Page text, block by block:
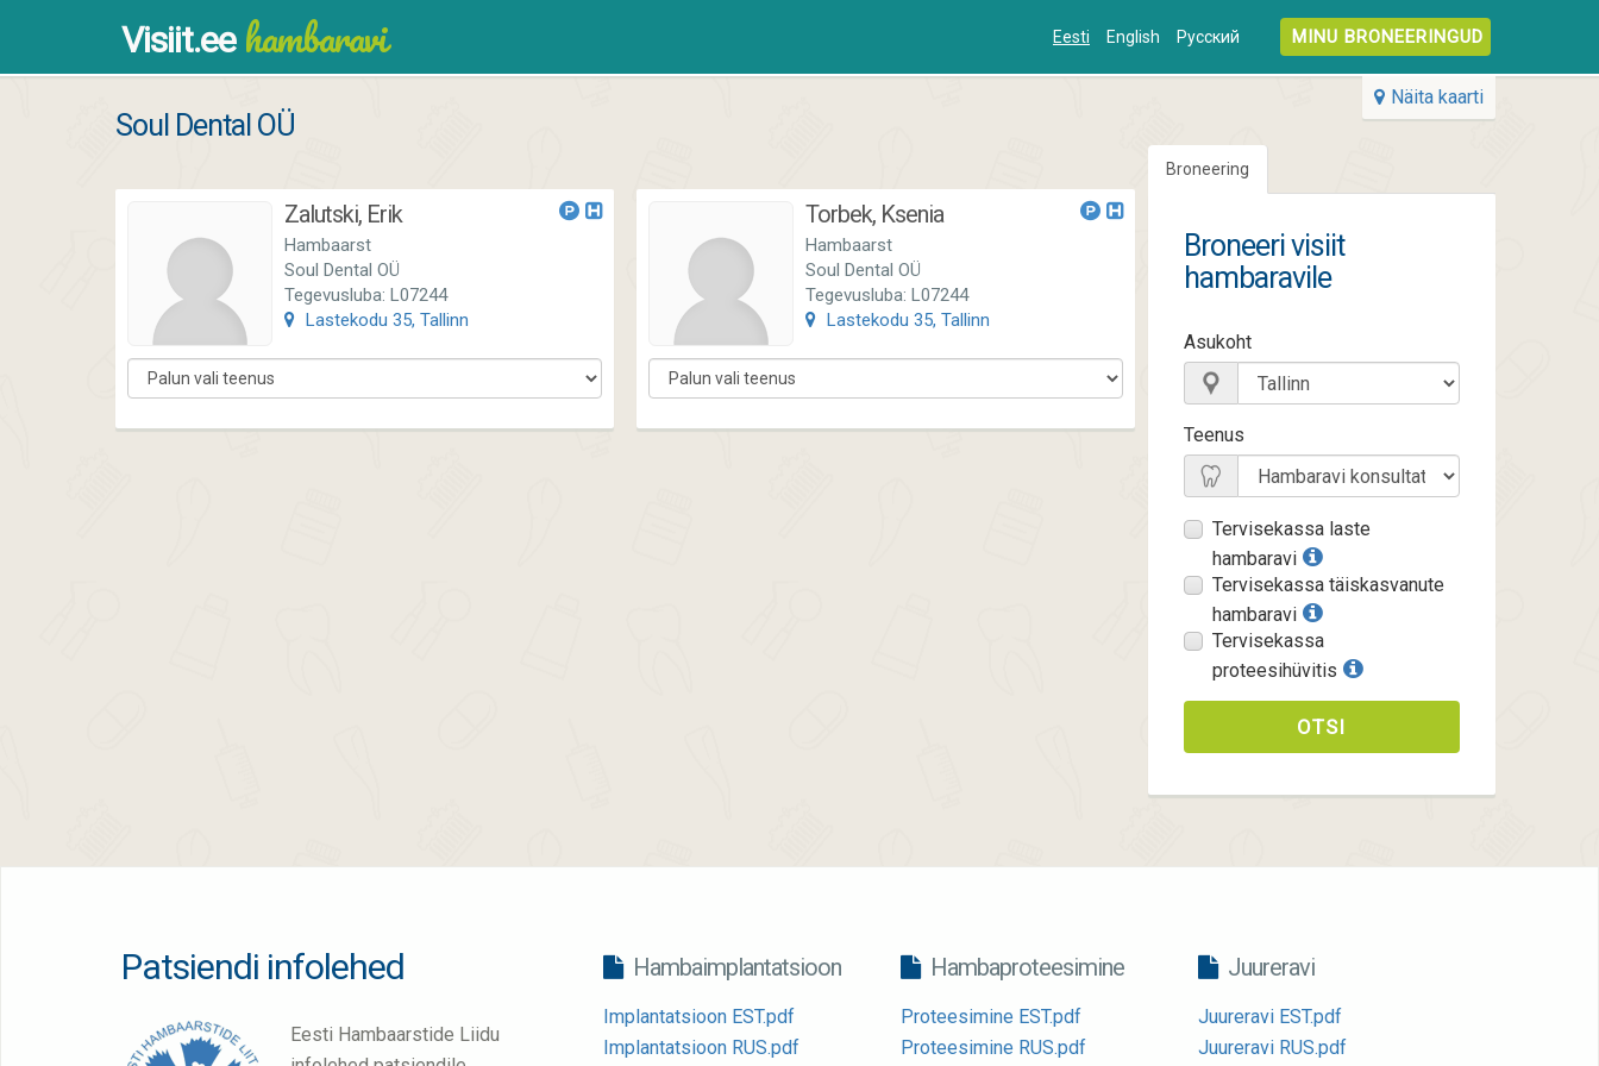
Visiit.eehambaravi Eesti English Русский MINU BRONEERINGUD
Näita kaarti
Soul Dental OÜ
Zalutski, Erik
Hambaarst
Soul Dental OÜ
Tegevusluba: L07244
Lastekodu 35, Tallinn
Torbek, Ksenia
Hambaarst
Soul Dental OÜ
Tegevusluba: L07244
Lastekodu 35, Tallinn
Broneering
Broneeri visiit
hambaravile
Asukoht
Teenus
Tervisekassa laste
hambaravi
Tervisekassa täiskasvanute
hambaravi
Tervisekassa
proteesihüvitis
OTSI
Patsiendi infolehed
Eesti Hambaarstide Liidu
Hambaimplantatsioon
Implantatsioon EST.pdf
Implantatsioon RUS.pdf
Hambaproteesimine
Proteesimine EST.pdf
Proteesimine RUS.pdf
Juureravi
Juureravi EST.pdf
Juureravi RUS.pdf